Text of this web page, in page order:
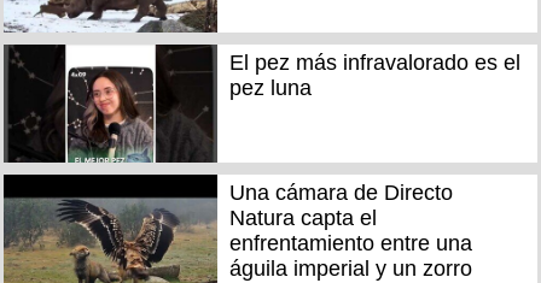
El pez más infravalorado es el
pez luna
Una cámara de Directo
Natura capta el
enfrentamiento entre una
águila imperial y un zorro